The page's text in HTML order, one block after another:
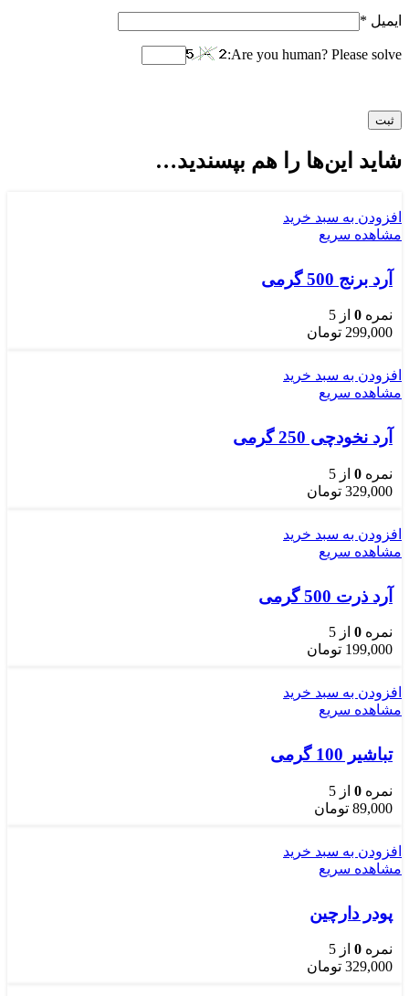
ایمیل *
Are you human? Please solve:
شاید این‌ها را هم بپسندید…
افزودن به سبد خرید
مشاهده سریع
آرد برنج 500 گرمی
نمره 0 از 5
299,000 تومان
افزودن به سبد خرید
مشاهده سریع
آرد نخودچی 250 گرمی
نمره 0 از 5
329,000 تومان
افزودن به سبد خرید
مشاهده سریع
آرد ذرت 500 گرمی
نمره 0 از 5
199,000 تومان
افزودن به سبد خرید
مشاهده سریع
تباشیر 100 گرمی
نمره 0 از 5
89,000 تومان
افزودن به سبد خرید
مشاهده سریع
پودر دارچین
نمره 0 از 5
329,000 تومان